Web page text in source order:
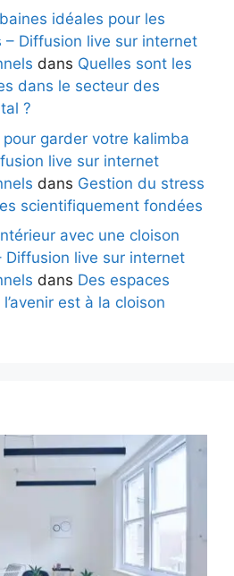
idéales pour les
– Diffusion live sur internet
dans Quelles sont les
dans le secteur des
?
pour garder votre kalimba
live sur internet
dans Gestion du stress
scientifiquement fondées
avec une cloison
Diffusion live sur internet
dans Des espaces
est à la cloison